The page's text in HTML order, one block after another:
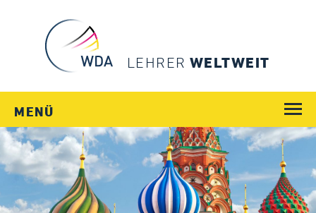
LEHRER WELTWEIT
MENÜ
WEGE
JOBS
SCHULEN
LÄNDER